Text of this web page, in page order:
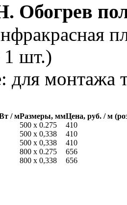
Обогрев
1 шт.)
для монтажа
/ мРазмеры, ммЦена, руб. / м
500 x 0.275
410
500 x 0,338
410
500 x 0,338
410
800 x 0.275
656
800 x 0,338 656